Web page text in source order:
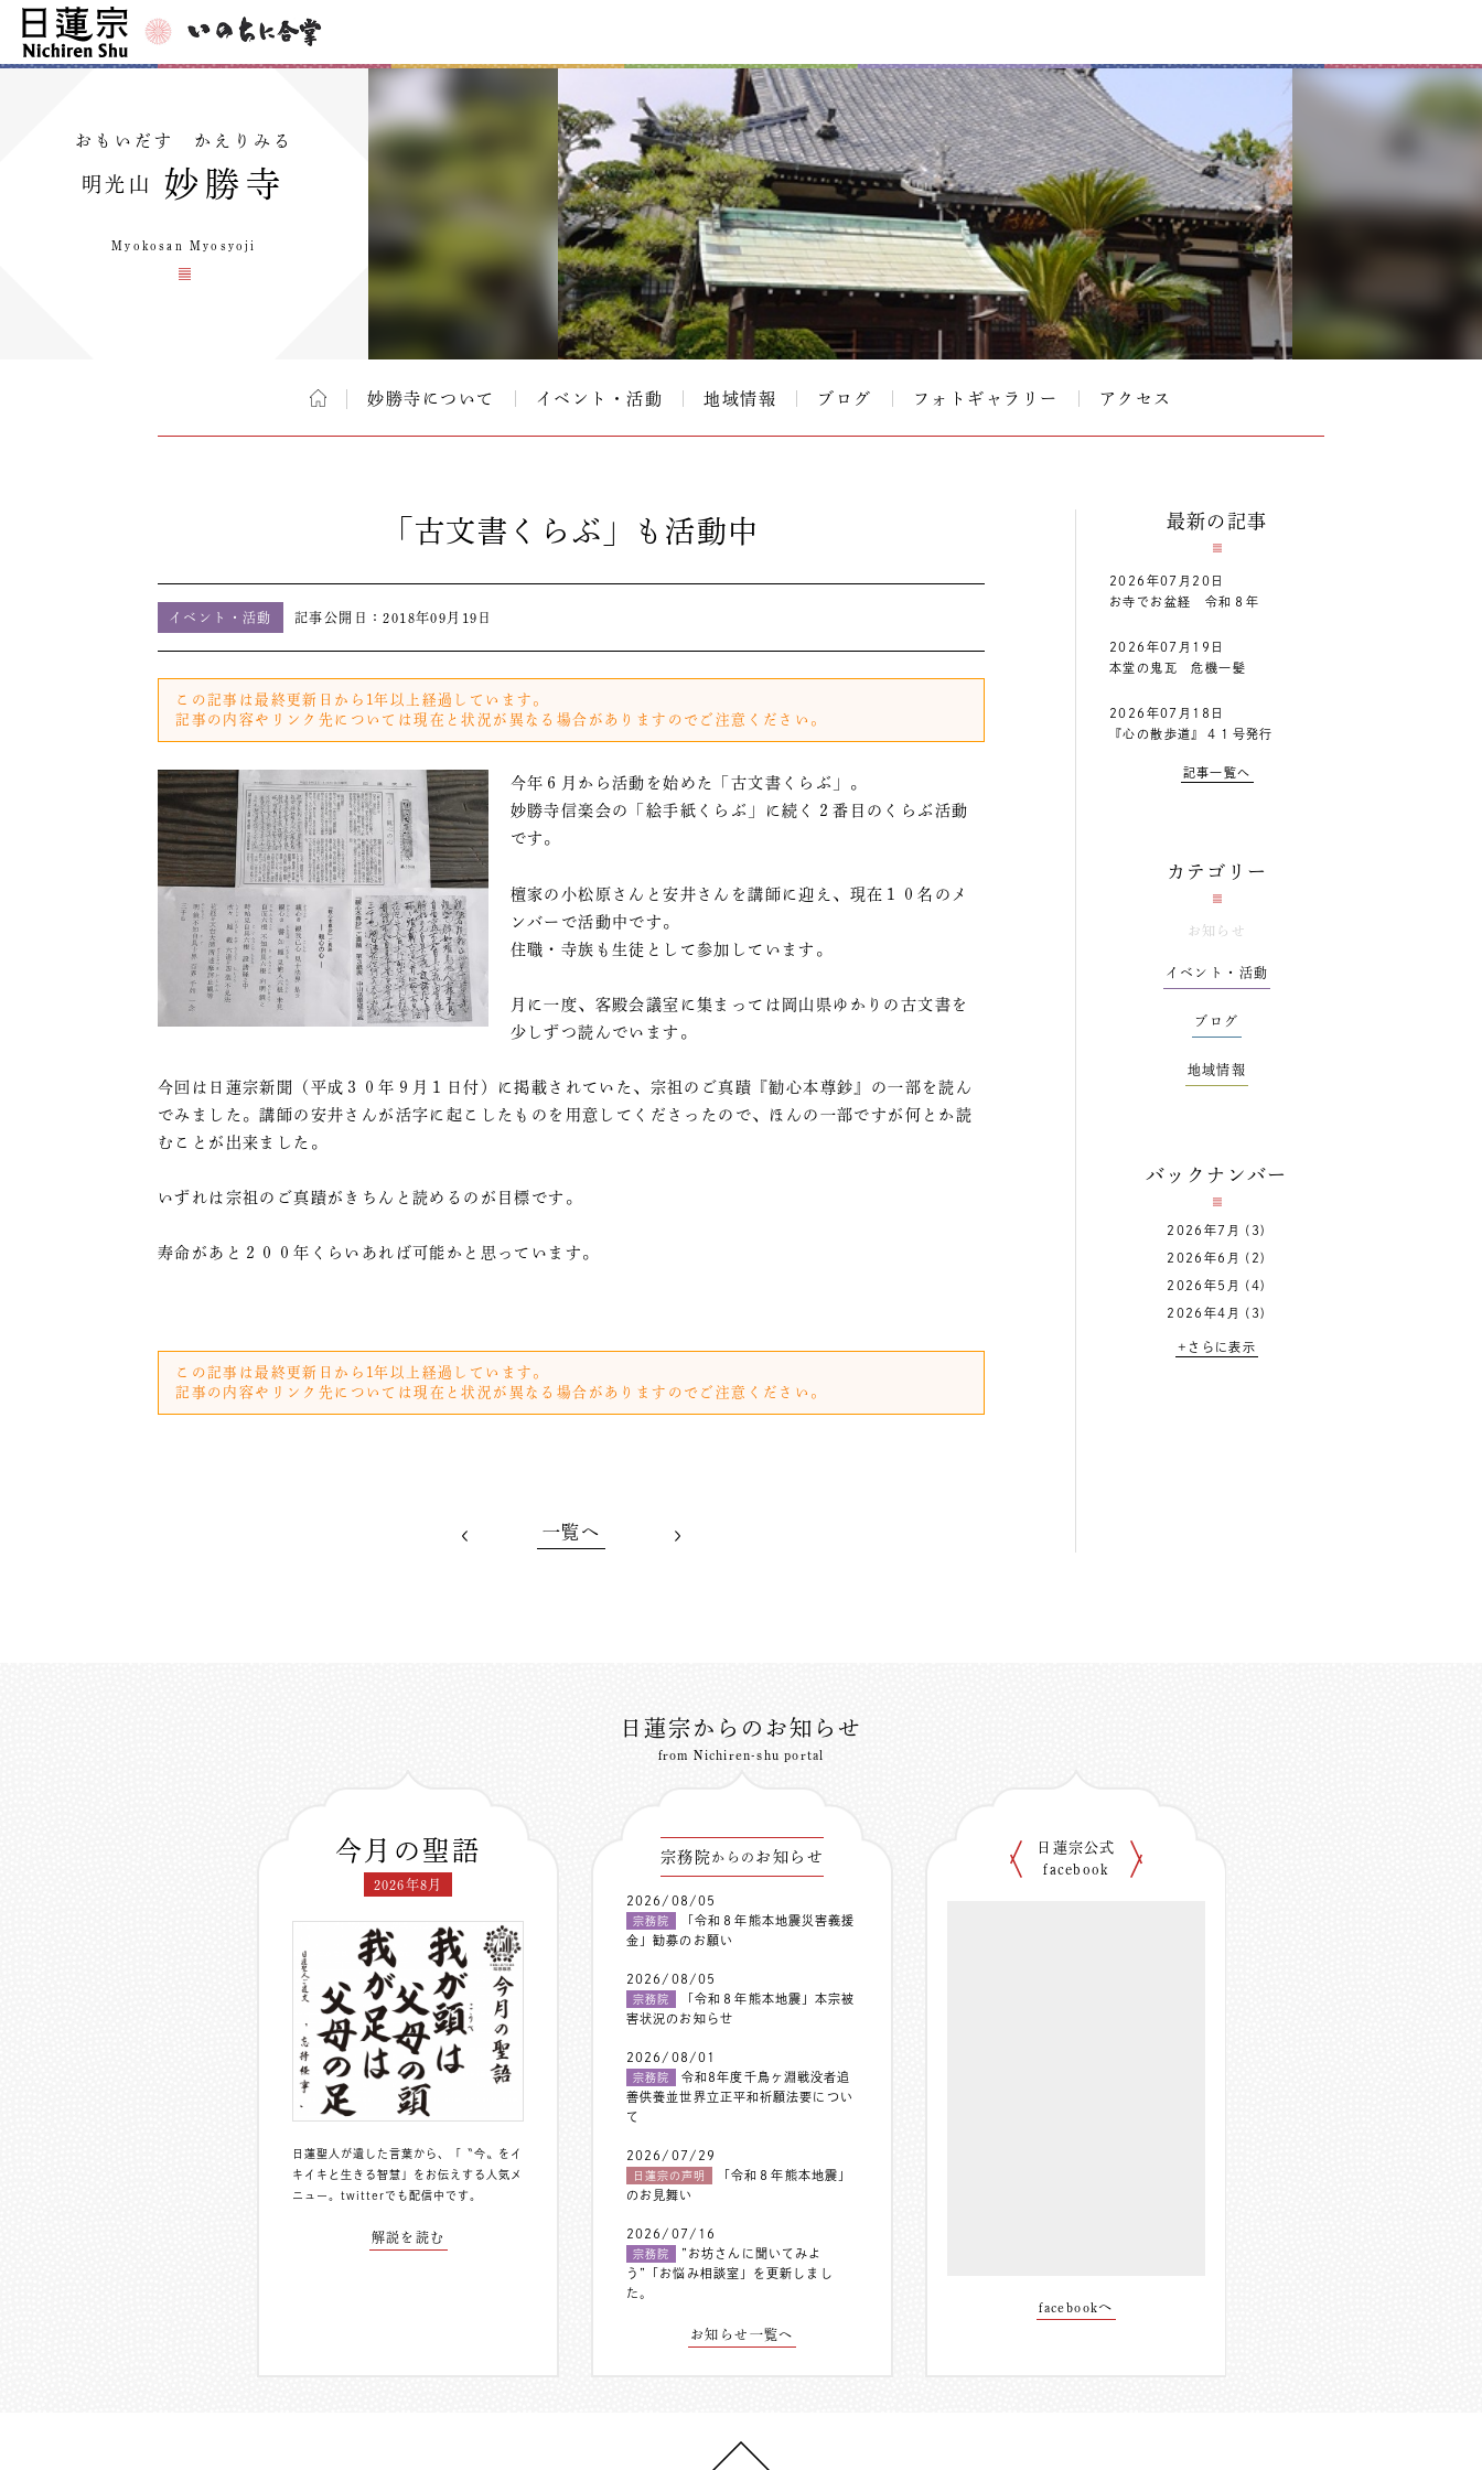
おもいだす かえりみる
明光山 妙勝寺
Myokosan Myosyoji
妙勝寺について イベント・活動 地域情報 ブログ フォトギャラリー アクセス
「古文書くらぶ」も活動中
イベント・活動 記事公開日：2018年09月19日
この記事は最終更新日から1年以上経過しています。
記事の内容やリンク先については現在と状況が異なる場合がありますのでご注意ください。
今年６月から活動を始めた「古文書くらぶ」。
妙勝寺信楽会の「絵手紙くらぶ」に続く２番目のくらぶ活動
です。
檀家の小松原さんと安井さんを講師に迎え、現在１０名のメ
ンバーで活動中です。
住職・寺族も生徒として参加しています。
月に一度、客殿会議室に集まっては岡山県ゆかりの古文書を
少しずつ読んでいます。
今回は日蓮宗新聞（平成３０年９月１日付）に掲載されていた、宗祖のご真蹟『勧心本尊鈔』の一部を読ん
でみました。講師の安井さんが活字に起こしたものを用意してくださったので、ほんの一部ですが何とか読
むことが出来ました。
いずれは宗祖のご真蹟がきちんと読めるのが目標です。
寿命があと２００年くらいあれば可能かと思っています。
この記事は最終更新日から1年以上経過しています。
記事の内容やリンク先については現在と状況が異なる場合がありますのでご注意ください。
一覧へ
最新の記事
2026年07月20日
お寺でお盆経 令和８年
2026年07月19日
本堂の鬼瓦 危機一髪
2026年07月18日
『心の散歩道』４１号発行
記事一覧へ
カテゴリー
お知らせ
イベント・活動
ブログ
地域情報
バックナンバー
2026年7月 (3)
2026年6月 (2)
2026年5月 (4)
2026年4月 (3)
+さらに表示
日蓮宗からのお知らせ
from Nichiren-shu portal
今月の聖語
2026年8月
日蓮聖人が遺した言葉から、「〝今〟をイ
キイキと生きる智慧」をお伝えする人気メ
ニュー。 twitterでも配信中 です。
解説を読む
宗務院からの お知らせ
2026/08/05
宗務院
「令和８年熊本地震災害義援
金」勧募のお願い
2026/08/05
宗務院
「令和８年熊本地震」本宗被
害状況のお知らせ
2026/08/01
宗務院
令和8年度千鳥ヶ淵戦没者追
善供養並世界立正平和祈願法要につい
て
2026/07/29
日蓮宗の声明
「令和８年熊本地震」
のお見舞い
2026/07/16
宗務院
”お坊さんに聞いてみよ
う”「お悩み相談室」を更新しまし
た。
お知らせ一覧へ
日蓮宗公式
facebook
facebookへ